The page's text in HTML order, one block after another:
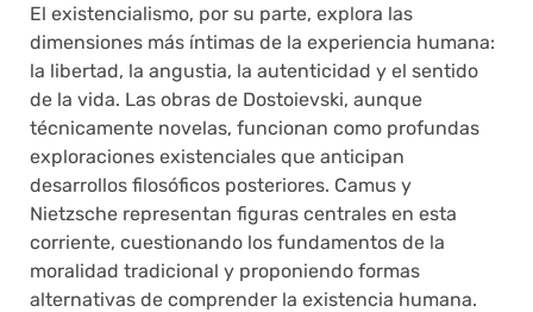
El existencialismo, por su parte, explora las
dimensiones más íntimas de la experiencia humana:
la libertad, la angustia, la autenticidad y el sentido
de la vida. Las obras de Dostoievski, aunque
técnicamente novelas, funcionan como profundas
exploraciones existenciales que anticipan
desarrollos filosóficos posteriores. Camus y
Nietzsche representan figuras centrales en esta
corriente, cuestionando los fundamentos de la
moralidad tradicional y proponiendo formas
alternativas de comprender la existencia humana.